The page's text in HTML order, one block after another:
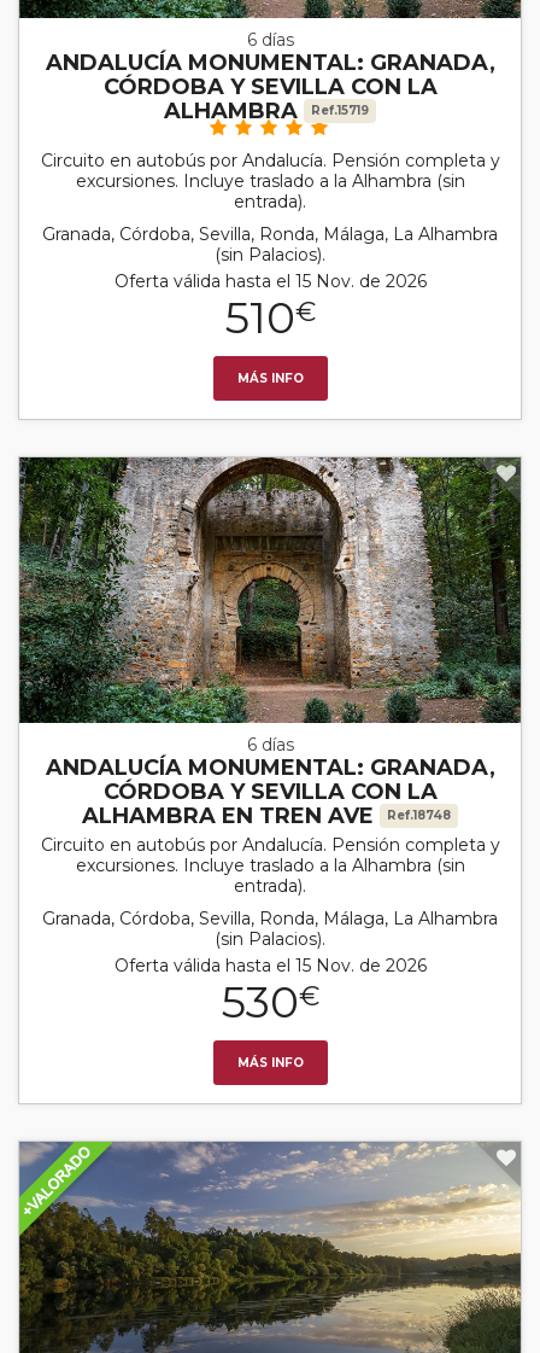
6 días
ANDALUCÍA MONUMENTAL: GRANADA,
CÓRDOBA Y SEVILLA CON LA
ALHAMBRA
Ref.15719
Circuito en autobús por Andalucía. Pensión completa y
excursiones. Incluye traslado a la Alhambra (sin
entrada).
Granada, Córdoba, Sevilla, Ronda, Málaga, La Alhambra
(sin Palacios).
Oferta válida hasta el 15 Nov. de 2026
510€
MÁS INFO
6 días
ANDALUCÍA MONUMENTAL: GRANADA,
CÓRDOBA Y SEVILLA CON LA
ALHAMBRA EN TREN AVE
Ref.18748
Circuito en autobús por Andalucía. Pensión completa y
excursiones. Incluye traslado a la Alhambra (sin
entrada).
Granada, Córdoba, Sevilla, Ronda, Málaga, La Alhambra
(sin Palacios).
Oferta válida hasta el 15 Nov. de 2026
530€
MÁS INFO